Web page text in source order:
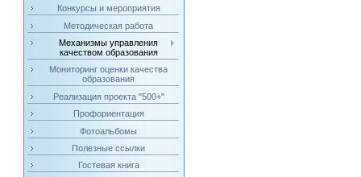
Конкурсы и мероприятия
Методическая работа
Механизмы управления
качеством образования
Мониторинг оценки качества
образования
Реализация проекта "500+"
Профориентация
Фотоальбомы
Полезные ссылки
Гостевая книга